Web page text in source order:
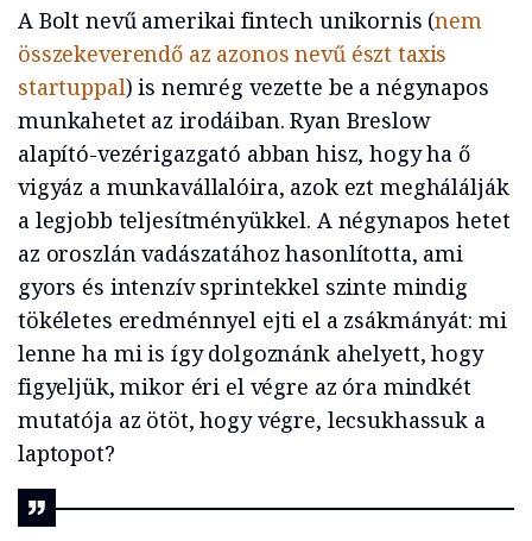
A Bolt nevű amerikai fintech unikornis (nem
összekeverendő az azonos nevű észt taxis
startuppal) is nemrég vezette be a négynapos
munkahetet az irodáiban. Ryan Breslow
alapító-vezérigazgató abban hisz, hogy ha ő
vigyáz a munkavállalóira, azok ezt meghálálják
a legjobb teljesítményükkel. A négynapos hetet
az oroszlán vadászatához hasonlította, ami
gyors és intenzív sprintekkel szinte mindig
tökéletes eredménnyel ejti el a zsákmányát: mi
lenne ha mi is így dolgoznánk ahelyett, hogy
figyeljük, mikor éri el végre az óra mindkét
mutatója az ötöt, hogy végre, lecsukhassuk a
laptopot?